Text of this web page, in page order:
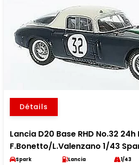
Détails
Lancia D20 Base RHD No.32 24h
F.Bonetto/L.Valenzano 1/43
Spark Lancia 1/43